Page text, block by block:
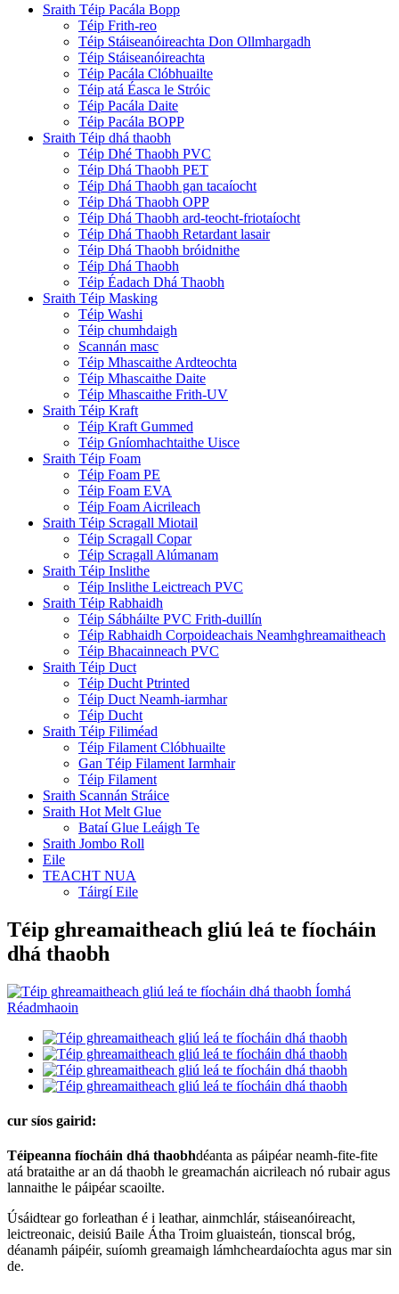
Sraith Téip Pacála Bopp
Téip Frith-reo
Téip Stáiseanóireachta Don Ollmhargadh
Téip Stáiseanóireachta
Téip Pacála Clóbhuailte
Téip atá Éasca le Stróic
Téip Pacála Daite
Téip Pacála BOPP
Sraith Téip dhá thaobh
Téip Dhé Thaobh PVC
Téip Dhá Thaobh PET
Téip Dhá Thaobh gan tacaíocht
Téip Dhá Thaobh OPP
Téip Dhá Thaobh ard-teocht-friotaíocht
Téip Dhá Thaobh Retardant lasair
Téip Dhá Thaobh bróidnithe
Téip Dhá Thaobh
Téip Éadach Dhá Thaobh
Sraith Téip Masking
Téip Washi
Téip chumhdaigh
Scannán masc
Téip Mhascaithe Ardteochta
Téip Mhascaithe Daite
Téip Mhascaithe Frith-UV
Sraith Téip Kraft
Téip Kraft Gummed
Téip Gníomhachtaithe Uisce
Sraith Téip Foam
Téip Foam PE
Téip Foam EVA
Téip Foam Aicrileach
Sraith Téip Scragall Miotail
Téip Scragall Copar
Téip Scragall Alúmanam
Sraith Téip Inslithe
Téip Inslithe Leictreach PVC
Sraith Téip Rabhaidh
Téip Sábháilte PVC Frith-duillín
Téip Rabhaidh Corpoideachais Neamhghreamaitheach
Téip Bhacainneach PVC
Sraith Téip Duct
Téip Ducht Ptrinted
Téip Duct Neamh-iarmhar
Téip Ducht
Sraith Téip Filiméad
Téip Filament Clóbhuailte
Gan Téip Filament Iarmhair
Téip Filament
Sraith Scannán Stráice
Sraith Hot Melt Glue
Bataí Glue Leáigh Te
Sraith Jombo Roll
Eile
TEACHT NUA
Táirgí Eile
Téip ghreamaitheach gliú leá te fíocháin
dhá thaobh
cur síos gairid:
Téipeanna fíocháin dhá thaobhdéanta as páipéar neamh-fite-fite
atá brataithe ar an dá thaobh le greamachán aicrileach nó rubair agus
lannaithe le páipéar scaoilte.
Úsáidtear go forleathan é i leathar, ainmchlár, stáiseanóireacht,
leictreonaic, deisiú Baile Átha Troim gluaisteán, tionscal bróg,
déanamh páipéir, suíomh greamaigh lámhcheardaíochta agus mar sin
de.